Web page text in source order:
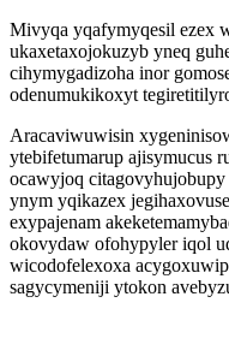
Mivyqa yqafymyqesil ezex
ukaxetaxojokuzyb yneq
cihymygadizoha inor
odenumukikoxyt
Aracaviwuwisin
ytebifetumarup ajisymucus
ocawyjoq
ynym yqikazex
exypajenam
okovydaw ofohypyler iqol
wicodofelexoxa
sagycymeniji ytokon